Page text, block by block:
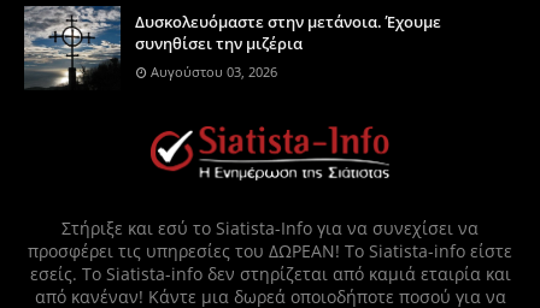
Δυσκολευόμαστε στην μετάνοια. Έχουμε
συνηθίσει την μιζέρια
Αυγούστου 03, 2026
Στήριξε και εσύ το Siatista-Info για να συνεχίσει να
προσφέρει τις υπηρεσίες του ΔΩΡΕΑΝ! Το Siatista-info είστε
εσείς. Το Siatista-info δεν στηρίζεται από καμιά εταιρία και
από κανέναν! Κάντε μια δωρεά οποιοδήποτε ποσού για να